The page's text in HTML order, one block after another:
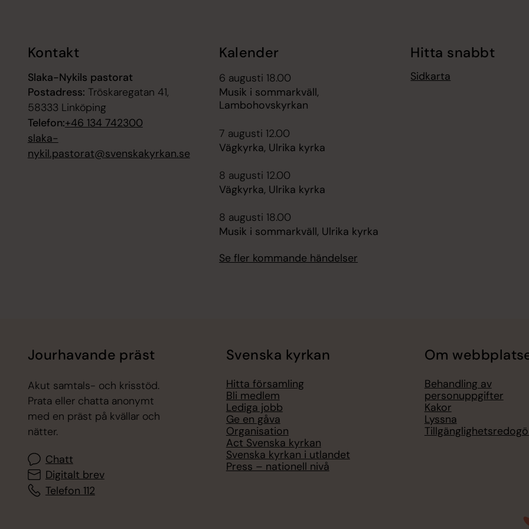
Kontakt
Slaka-Nykils pastorat
Postadress: Tröskaregatan 41,
58333 Linköping
Telefon:+46 134 742300
slaka-
nykil.pastorat@svenskakyrkan.se
Kalender
6 augusti 18.00
Musik i sommarkväll,
Lambohovskyrkan
7 augusti 12.00
Vägkyrka, Ulrika kyrka
8 augusti 12.00
Vägkyrka, Ulrika kyrka
8 augusti 18.00
Musik i sommarkväll, Ulrika kyrka
Se fler kommande händelser
Hitta snabbt
Sidkarta
Jourhavande präst
Akut samtals- och krisstöd.
Prata eller chatta anonymt
med en präst på kvällar och
nätter.
Chatt
Digitalt brev
Telefon 112
Svenska kyrkan
Hitta församling
Bli medlem
Lediga jobb
Ge en gåva
Organisation
Act Svenska kyrkan
Svenska kyrkan i utlandet
Press – nationell nivå
Om
Behandling av
personuppgifter
Kakor
Lyssna